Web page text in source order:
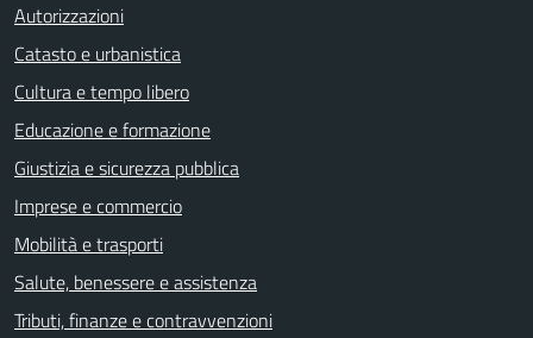
Autorizzazioni
Catasto e urbanistica
Cultura e tempo libero
Educazione e formazione
Giustizia e sicurezza pubblica
Imprese e commercio
Mobilità e trasporti
Salute, benessere e assistenza
Tributi, finanze e contravvenzioni